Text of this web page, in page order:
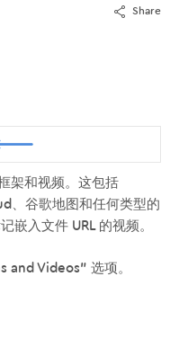
Share
架和视频。这包括
、谷歌地图和任何类型的
嵌入文件 URL 的视频。
and Videos” 选项。